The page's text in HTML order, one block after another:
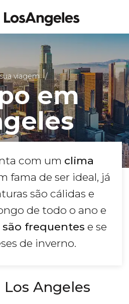
viagem
em
com um clima
fama de ser ideal, já
são cálidas e
de todo o ano e
frequentes e se
de inverno.
Angeles